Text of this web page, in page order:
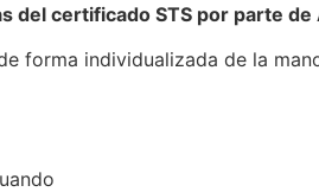
del certificado STS por parte de
forma individualizada de la